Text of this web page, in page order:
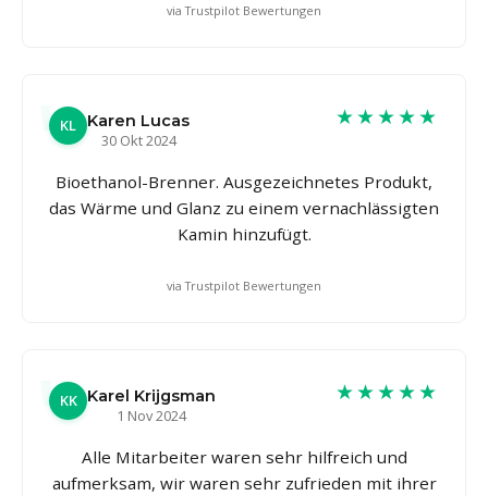
via Trustpilot Bewertungen
KL
Karen Lucas
30 Okt 2024
★★★★★
Bioethanol-Brenner. Ausgezeichnetes Produkt,
das Wärme und Glanz zu einem vernachlässigten
Kamin hinzufügt.
via Trustpilot Bewertungen
KK Karel Krijgsman
1 Nov 2024
★★★★★
Alle Mitarbeiter waren sehr hilfreich und
aufmerksam, wir waren sehr zufrieden mit ihrer